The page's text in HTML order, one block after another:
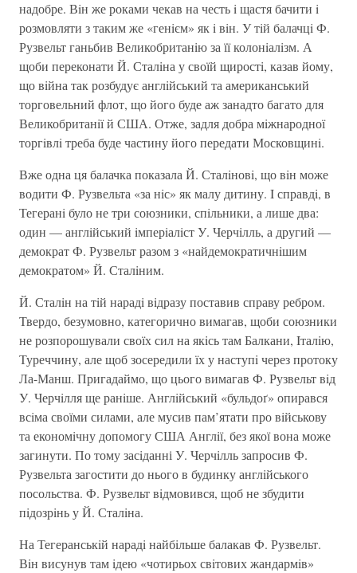
надобре. Вiн же роками чекав на честь i щастя бачити i
розмовляти з таким же «генiєм» як i вiн. У тiй балачцi Ф.
Рузвельт ганьбив Великобританiю за її колонiалiзм. А
щоби переконати Й. Сталiна у своїй щиростi, казав йому,
що вiйна так розбудує англiйський та американський
торговельний флот, що його буде аж занадто багато для
Великобританiї й США. Отже, задля добра мiжнародної
торгiвлi треба буде частину його передати Московщинi.
Вже одна ця балачка показала Й. Сталiновi, що вiн може
водити Ф. Рузвельта «за нiс» як малу дитину. I справдi, в
Тегеранi було не три союзники, спiльники, а лише два:
один — англiйський iмперiалiст У. Черчiлль, а другий —
демократ Ф. Рузвельт разом з «найдемократичнiшим
демократом» Й. Сталiним.
Й. Сталiн на тiй нарадi вiдразу поставив справу ребром.
Твердо, безумовно, категорично вимагав, щоби союзники
не розпорошували своїх сил на якiсь там Балкани, Iталiю,
Туреччину, але щоб зосередили їх у наступi через протоку
Ла-Манш. Пригадаймо, що цього вимагав Ф. Рузвельт вiд
У. Черчiлля ще ранiше. Англiйський «бульдоґ» опирався
всiма своїми силами, але мусив пам’ятати про вiйськову
та економiчну допомогу США Англiї, без якої вона може
загинути. По тому засiданні У. Черчiлль запросив Ф.
Рузвельта загостити до нього в будинку англiйського
посольства. Ф. Рузвельт вiдмовився, щоб не збудити
пiдозрiнь у Й. Сталiна.
На Тегеранськiй нарадi найбiльше балакав Ф. Рузвельт.
Вiн висунув там iдею «чотирьох свiтових жандармiв»